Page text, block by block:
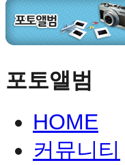
포토앨범
HOME
커뮤니티